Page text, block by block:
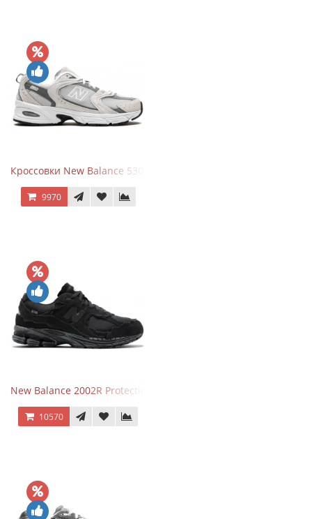
Кроссовки New Balance 530 Grey Matter Harbor Grey
9970
New Balance 2002R Protection Phantom Black
10570